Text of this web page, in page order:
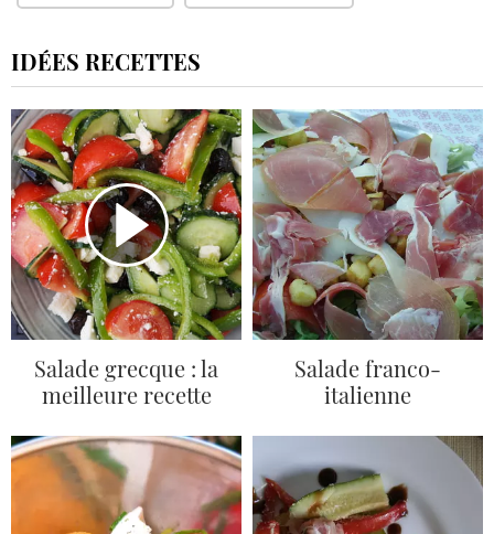
IDÉES RECETTES
Salade grecque : la
meilleure recette
Salade franco-
italienne